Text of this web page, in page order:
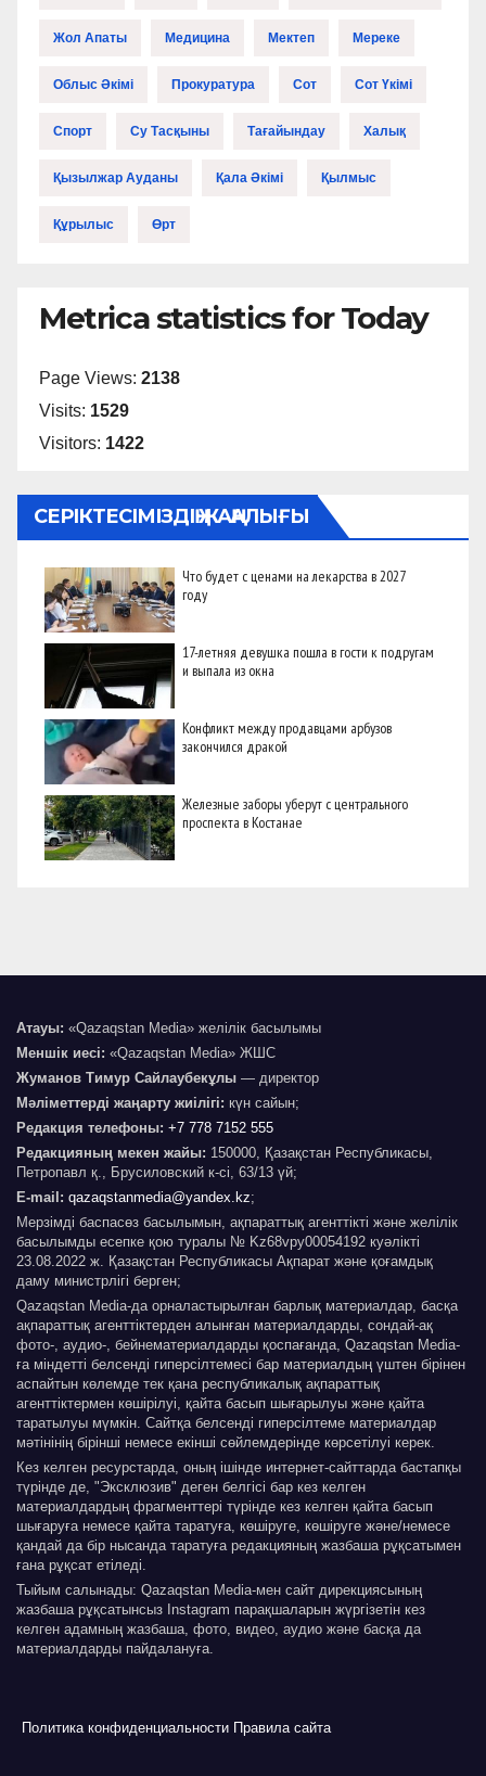
Жол Апаты Медицина Мектеп Мереке
Облыс Әкімі Прокуратура Сот Сот Үкімі
Спорт Су Тасқыны Тағайындау Халық
Қызылжар Ауданы Қала Әкімі Қылмыс
Құрылыс Өрт
Metrica statistics for Today
Page Views: 2138
Visits: 1529
Visitors: 1422
СЕРІКТЕСІМІЗДІҢ ЖАҢАЛЫҒЫ
Что будет с ценами на лекарства в 2027
году
17-летняя девушка пошла в гости к подругам
и выпала из окна
Конфликт между продавцами арбузов
закончился дракой
Железные заборы уберут с центрального
проспекта в Костанае
Атауы: «Qazaqstan Media» желілік басылымы
Меншік иесі: «Qazaqstan Media» ЖШС
Жуманов Тимур Сайлаубекұлы — директор
Мәліметтерді жаңарту жиілігі: күн сайын;
Редакция телефоны: +7 778 7152 555
Редакцияның мекен жайы: 150000, Қазақстан Республикасы,
Петропавл қ., Брусиловский к-сі, 63/13 үй;
E-mail: qazaqstanmedia@yandex.kz;
Мерзімді баспасөз басылымын, ақпараттық агенттікті және желілік
басылымды есепке қою туралы № Kz68vpy00054192 куәлікті
23.08.2022 ж. Қазақстан Республикасы Ақпарат және қоғамдық
даму министрлігі берген;
Qazaqstan Media-да орналастырылған барлық материалдар, басқа
ақпараттық агенттіктерден алынған материалдарды, сондай-ақ
фото-, аудио-, бейнематериалдарды қоспағанда, Qazaqstan Media-
ға міндетті белсенді гиперсілтемесі бар материалдың үштен бірінен
аспайтын көлемде тек қана республикалық ақпараттық
агенттіктермен көшірілуі, қайта басып шығарылуы және қайта
таратылуы мүмкін. Сайтқа белсенді гиперсілтеме материалдар
мәтінінің бірінші немесе екінші сөйлемдерінде көрсетілуі керек.
Кез келген ресурстарда, оның ішінде интернет-сайттарда бастапқы
түрінде де, "Эксклюзив" деген белгісі бар кез келген
материалдардың фрагменттері түрінде кез келген қайта басып
шығаруға немесе қайта таратуға, көшіруге, көшіруге және/немесе
қандай да бір нысанда таратуға редакцияның жазбаша рұқсатымен
ғана рұқсат етіледі.
Тыйым салынады: Qazaqstan Media-мен сайт дирекциясының
жазбаша рұқсатынсыз Instagram парақшаларын жүргізетін кез
келген адамның жазбаша, фото, видео, аудио және басқа да
материалдарды пайдалануға.
Политика конфиденциальности Правила сайта